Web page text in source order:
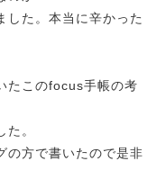
した。本当に辛かった
たこのfocus手帳の考
。
の方で書いたので是非